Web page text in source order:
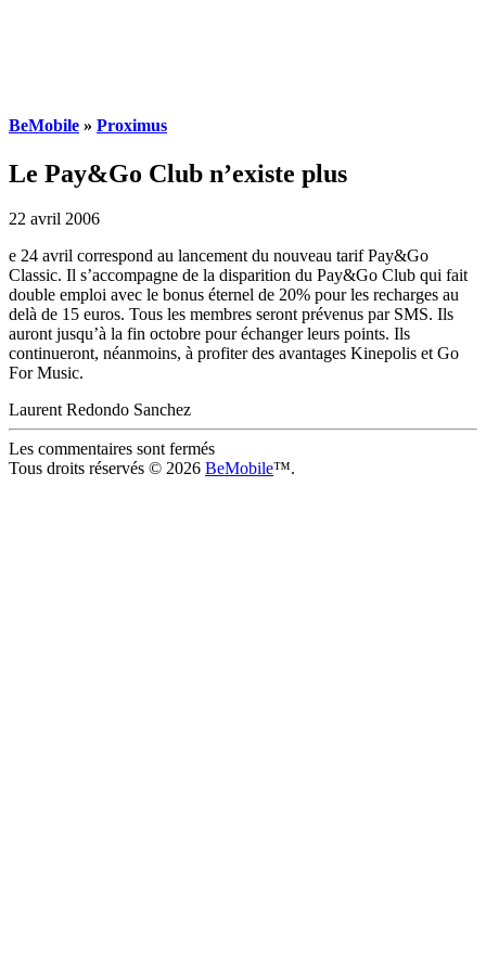
BeMobile » Proximus
Le Pay&Go Club n’existe plus
22 avril 2006
e 24 avril correspond au lancement du nouveau tarif Pay&Go
Classic. Il s’accompagne de la disparition du Pay&Go Club qui fait
double emploi avec le bonus éternel de 20% pour les recharges au
delà de 15 euros. Tous les membres seront prévenus par SMS. Ils
auront jusqu’à la fin octobre pour échanger leurs points. Ils
continueront, néanmoins, à profiter des avantages Kinepolis et Go
For Music.
Laurent Redondo Sanchez
Les commentaires sont fermés
Tous droits réservés © 2026 BeMobile™.